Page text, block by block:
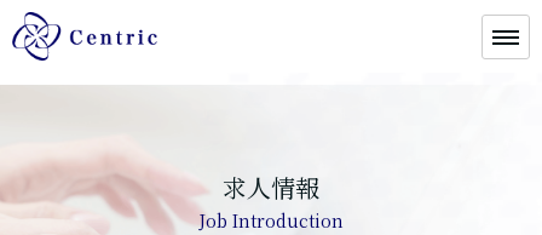
求人情報
Job Introduction